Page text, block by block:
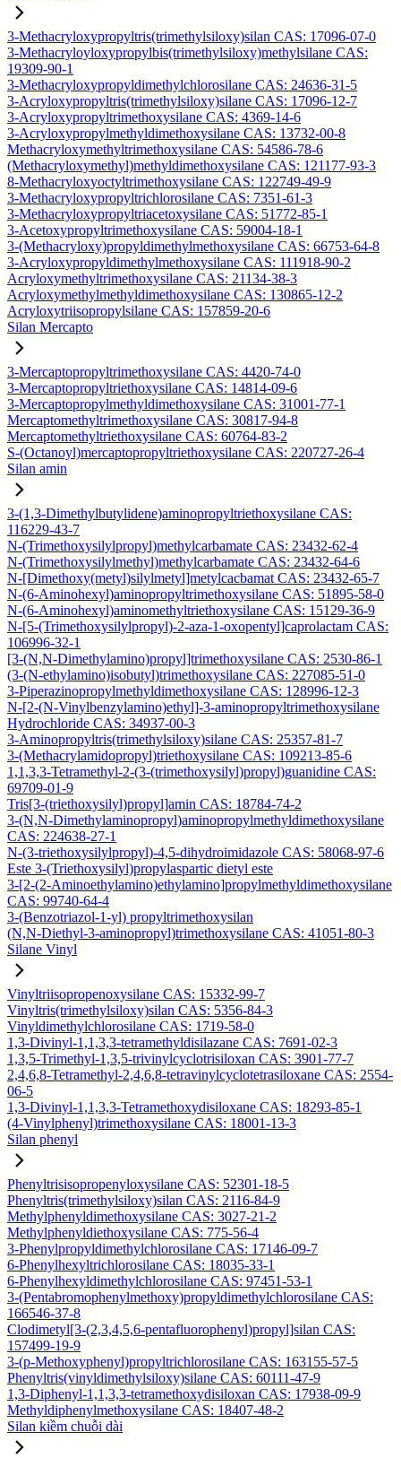
3-Methacryloxypropyltris(trimethylsiloxy)silan CAS: 17096-07-0
3-Methacryloyloxypropylbis(trimethylsiloxy)methylsilane CAS:
19309-90-1
3-Methacryloxypropyldimethylchlorosilane CAS: 24636-31-5
3-Acryloxypropyltris(trimethylsiloxy)silane CAS: 17096-12-7
3-Acryloxypropyltrimethoxysilane CAS: 4369-14-6
3-Acryloxypropylmethyldimethoxysilane CAS: 13732-00-8
Methacryloxymethyltrimethoxysilane CAS: 54586-78-6
(Methacryloxymethyl)methyldimethoxysilane CAS: 121177-93-3
8-Methacryloxyoctyltrimethoxysilane CAS: 122749-49-9
3-Methacryloxypropyltrichlorosilane CAS: 7351-61-3
3-Methacryloxypropyltriacetoxysilane CAS: 51772-85-1
3-Acetoxypropyltrimethoxysilane CAS: 59004-18-1
3-(Methacryloxy)propyldimethylmethoxysilane CAS: 66753-64-8
3-Acryloxypropyldimethylmethoxysilane CAS: 111918-90-2
Acryloxymethyltrimethoxysilane CAS: 21134-38-3
Acryloxymethylmethyldimethoxysilane CAS: 130865-12-2
Acryloxytriisopropylsilane CAS: 157859-20-6
Silan Mercapto
3-Mercaptopropyltrimethoxysilane CAS: 4420-74-0
3-Mercaptopropyltriethoxysilane CAS: 14814-09-6
3-Mercaptopropylmethyldimethoxysilane CAS: 31001-77-1
Mercaptomethyltrimethoxysilane CAS: 30817-94-8
Mercaptomethyltriethoxysilane CAS: 60764-83-2
S-(Octanoyl)mercaptopropyltriethoxysilane CAS: 220727-26-4
Silan amin
3-(1,3-Dimethylbutylidene)aminopropyltriethoxysilane CAS:
116229-43-7
N-(Trimethoxysilylpropyl)methylcarbamate CAS: 23432-62-4
N-(Trimethoxysilylmethyl)methylcarbamate CAS: 23432-64-6
N-[Dimethoxy(metyl)silylmetyl]metylcacbamat CAS: 23432-65-7
N-(6-Aminohexyl)aminopropyltrimethoxysilane CAS: 51895-58-0
N-(6-Aminohexyl)aminomethyltriethoxysilane CAS: 15129-36-9
N-[5-(Trimethoxysilylpropyl)-2-aza-1-oxopentyl]caprolactam CAS:
106996-32-1
[3-(N,N-Dimethylamino)propyl]trimethoxysilane CAS: 2530-86-1
(3-(N-ethylamino)isobutyl)trimethoxysilane CAS: 227085-51-0
3-Piperazinopropylmethyldimethoxysilane CAS: 128996-12-3
N-[2-(N-Vinylbenzylamino)ethyl]-3-aminopropyltrimethoxysilane
Hydrochloride CAS: 34937-00-3
3-Aminopropyltris(trimethylsiloxy)silane CAS: 25357-81-7
3-(Methacrylamidopropyl)triethoxysilane CAS: 109213-85-6
1,1,3,3-Tetramethyl-2-(3-(trimethoxysilyl)propyl)guanidine CAS:
69709-01-9
Tris[3-(triethoxysilyl)propyl]amin CAS: 18784-74-2
3-(N,N-Dimethylaminopropyl)aminopropylmethyldimethoxysilane
CAS: 224638-27-1
N-(3-triethoxysilylpropyl)-4,5-dihydroimidazole CAS: 58068-97-6
Este 3-(Triethoxysilyl)propylaspartic dietyl este
3-[2-(2-Aminoethylamino)ethylamino]propylmethyldimethoxysilane
CAS: 99740-64-4
3-(Benzotriazol-1-yl) propyltrimethoxysilan
(N,N-Diethyl-3-aminopropyl)trimethoxysilane CAS: 41051-80-3
Silane Vinyl
Vinyltriisopropenoxysilane CAS: 15332-99-7
Vinyltris(trimethylsiloxy)silan CAS: 5356-84-3
Vinyldimethylchlorosilane CAS: 1719-58-0
1,3-Divinyl-1,1,3,3-tetramethyldisilazane CAS: 7691-02-3
1,3,5-Trimethyl-1,3,5-trivinylcyclotrisiloxan CAS: 3901-77-7
2,4,6,8-Tetramethyl-2,4,6,8-tetravinylcyclotetrasiloxane CAS: 2554-
06-5
1,3-Divinyl-1,1,3,3-Tetramethoxydisiloxane CAS: 18293-85-1
(4-Vinylphenyl)trimethoxysilane CAS: 18001-13-3
Silan phenyl
Phenyltrisisopropenyloxysilane CAS: 52301-18-5
Phenyltris(trimethylsiloxy)silan CAS: 2116-84-9
Methylphenyldimethoxysilane CAS: 3027-21-2
Methylphenyldiethoxysilane CAS: 775-56-4
3-Phenylpropyldimethylchlorosilane CAS: 17146-09-7
6-Phenylhexyltrichlorosilane CAS: 18035-33-1
6-Phenylhexyldimethylchlorosilane CAS: 97451-53-1
3-(Pentabromophenylmethoxy)propyldimethylchlorosilane CAS:
166546-37-8
Clodimetyl[3-(2,3,4,5,6-pentafluorophenyl)propyl]silan CAS:
157499-19-9
3-(p-Methoxyphenyl)propyltrichlorosilane CAS: 163155-57-5
Phenyltris(vinyldimethylsiloxy)silane CAS: 60111-47-9
1,3-Diphenyl-1,1,3,3-tetramethoxydisiloxan CAS: 17938-09-9
Methyldiphenylmethoxysilane CAS: 18407-48-2
Silan kiềm chuỗi dài